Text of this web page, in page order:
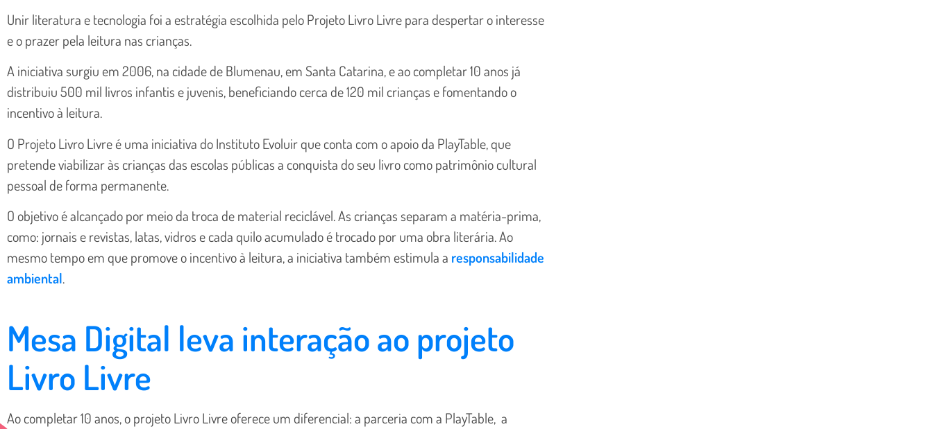
Unir literatura e tecnologia foi a estratégia escolhida pelo Projeto Livro Livre para despertar o interesse
e o prazer pela leitura nas crianças.
A iniciativa surgiu em 2006, na cidade de Blumenau, em Santa Catarina, e ao completar 10 anos já
distribuiu 500 mil livros infantis e juvenis, beneficiando cerca de 120 mil crianças e fomentando o
incentivo à leitura.
O Projeto Livro Livre é uma iniciativa do Instituto Evoluir que conta com o apoio da PlayTable, que
pretende viabilizar às crianças das escolas públicas a conquista do seu livro como patrimônio cultural
pessoal de forma permanente.
O objetivo é alcançado por meio da troca de material reciclável. As crianças separam a matéria-prima,
como: jornais e revistas, latas, vidros e cada quilo acumulado é trocado por uma obra literária. Ao
mesmo tempo em que promove o incentivo à leitura, a iniciativa também estimula a responsabilidade
ambiental.
Mesa Digital leva interação ao projeto
Livro Livre
Ao completar 10 anos, o projeto Livro Livre oferece um diferencial: a parceria com a PlayTable, a